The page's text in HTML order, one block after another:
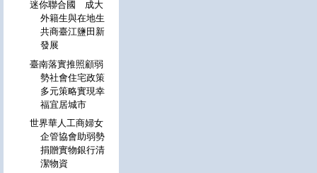
迷你聯合國 成大
外籍生與在地生
共商臺江鹽田新
發展
臺南落實推照顧弱
勢社會住宅政策
多元策略實現幸
福宜居城市
世界華人工商婦女
企管協會助弱勢
捐贈實物銀行清
潔物資